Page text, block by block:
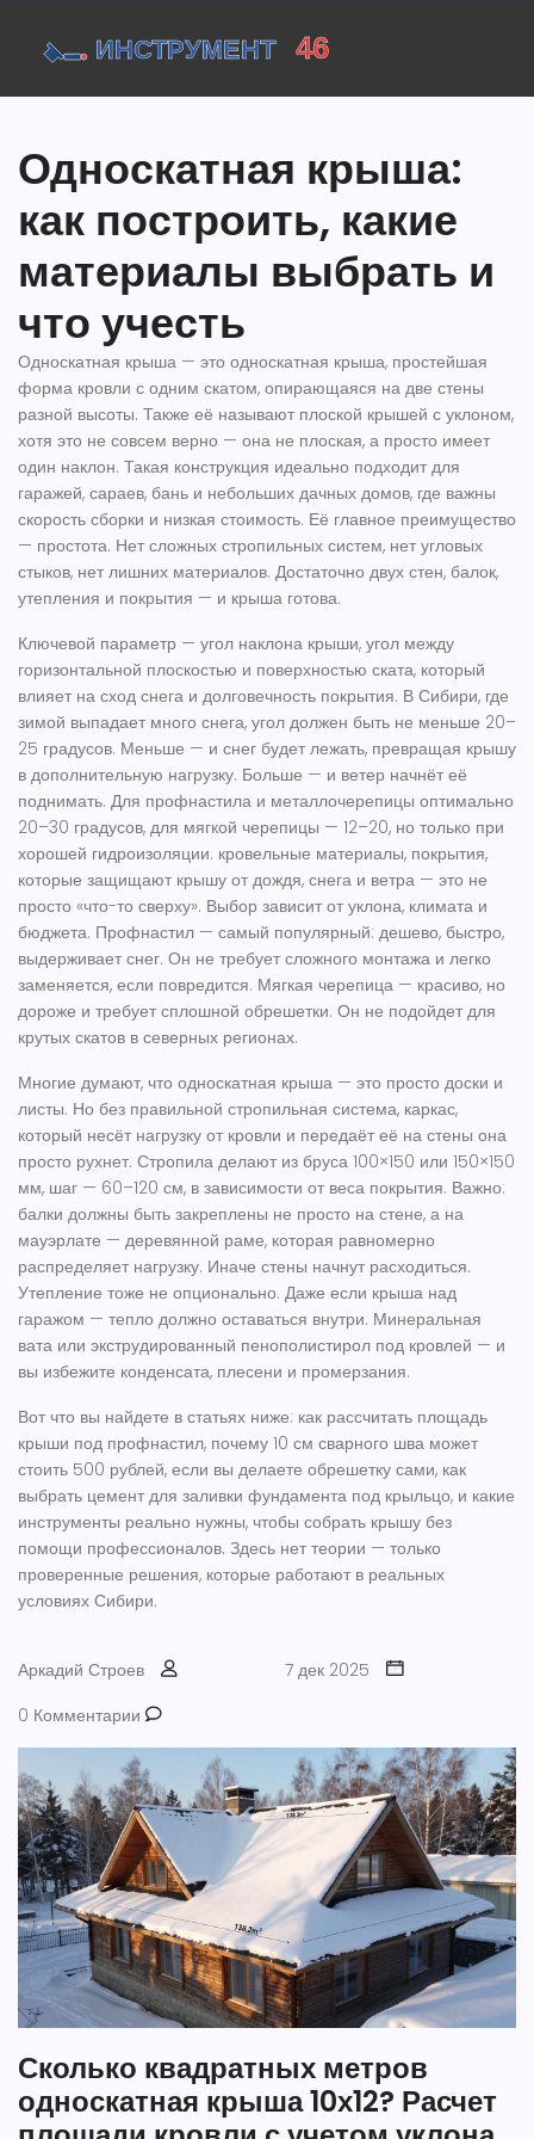
Односкатная крыша:
как построить, какие
материалы выбрать и
что учесть
Односкатная крыша — это односкатная крыша, простейшая
форма кровли с одним скатом, опирающаяся на две стены
разной высоты. Также её называют плоской крышей с уклоном,
хотя это не совсем верно — она не плоская, а просто имеет
один наклон. Такая конструкция идеально подходит для
гаражей, сараев, бань и небольших дачных домов, где важны
скорость сборки и низкая стоимость. Её главное преимущество
— простота. Нет сложных стропильных систем, нет угловых
стыков, нет лишних материалов. Достаточно двух стен, балок,
утепления и покрытия — и крыша готова.
Ключевой параметр — угол наклона крыши, угол между
горизонтальной плоскостью и поверхностью ската, который
влияет на сход снега и долговечность покрытия. В Сибири, где
зимой выпадает много снега, угол должен быть не меньше 20–
25 градусов. Меньше — и снег будет лежать, превращая крышу
в дополнительную нагрузку. Больше — и ветер начнёт её
поднимать. Для профнастила и металлочерепицы оптимально
20–30 градусов, для мягкой черепицы — 12–20, но только при
хорошей гидроизоляции. кровельные материалы, покрытия,
которые защищают крышу от дождя, снега и ветра — это не
просто «что-то сверху». Выбор зависит от уклона, климата и
бюджета. Профнастил — самый популярный: дешево, быстро,
выдерживает снег. Он не требует сложного монтажа и легко
заменяется, если повредится. Мягкая черепица — красиво, но
дороже и требует сплошной обрешетки. Он не подойдет для
крутых скатов в северных регионах.
Многие думают, что односкатная крыша — это просто доски и
листы. Но без правильной стропильная система, каркас,
который несёт нагрузку от кровли и передаёт её на стены она
просто рухнет. Стропила делают из бруса 100×150 или 150×150
мм, шаг — 60–120 см, в зависимости от веса покрытия. Важно:
балки должны быть закреплены не просто на стене, а на
мауэрлате — деревянной раме, которая равномерно
распределяет нагрузку. Иначе стены начнут расходиться.
Утепление тоже не опционально. Даже если крыша над
гаражом — тепло должно оставаться внутри. Минеральная
вата или экструдированный пенополистирол под кровлей — и
вы избежите конденсата, плесени и промерзания.
Вот что вы найдете в статьях ниже: как рассчитать площадь
крыши под профнастил, почему 10 см сварного шва может
стоить 500 рублей, если вы делаете обрешетку сами, как
выбрать цемент для заливки фундамента под крыльцо, и какие
инструменты реально нужны, чтобы собрать крышу без
помощи профессионалов. Здесь нет теории — только
проверенные решения, которые работают в реальных
условиях Сибири.
Аркадий Строев
7 дек 2025
0 Комментарии
Сколько квадратных метров
односкатная крыша 10х12? Расчет